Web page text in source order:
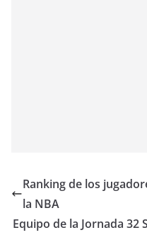
Ranking de los
la NBA
Equipo de la Jornada 32